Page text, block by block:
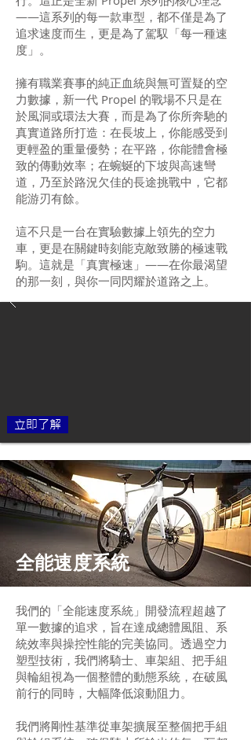
——這系列的每一款車型，都不僅是為了
追求速度而生，更是為了駕馭「每一種速
度」。
擁有職業賽事的純正血統與無可置疑的空
力數據，新一代 Propel 的戰場不只是在
於風洞或環法大賽，而是為了你所奔馳的
真實道路所打造：在長坡上，你能感受到
更輕盈的重量優勢；在平路，你能體會極
致的傳動效率；在蜿蜒的下坡與高速彎
道，乃至於路況欠佳的長途挑戰中，它都
能游刃有餘。
這不只是一台在實驗數據上領先的空力
車，更是在關鍵時刻能克敵致勝的極速戰
駒。這就是「真實極速」——在你最渴望
的那一刻，與你一同閃耀於道路之上。
立即了解
全能速度系統
我們的「全能速度系統」開發流程超越了
單一數據的追求，旨在達成總體風阻、系
統效率與操控性能的完美協同。透過空力
塑型技術，我們將騎士、車架組、把手組
與輪組視為一個整體的動態系統，在破風
前行的同時，大幅降低滾動阻力。
我們將剛性基準從車架擴展至整個把手組